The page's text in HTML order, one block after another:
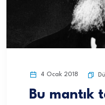
4 Ocak 2018
Bu mantık